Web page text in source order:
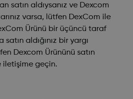
satın aldıysanız ve Dexcom
varsa, lütfen DexCom ile
Ürünü bir üçüncü taraf
aldığınız bir yargı
Dexcom Ürününü satın
iletişime geçin.